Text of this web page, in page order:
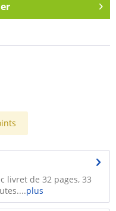
livret de 32 pages, 33
plus